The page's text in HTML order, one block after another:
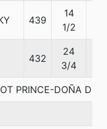
439
14
1/2
432
24
3/4
PRINCE-DOÑA